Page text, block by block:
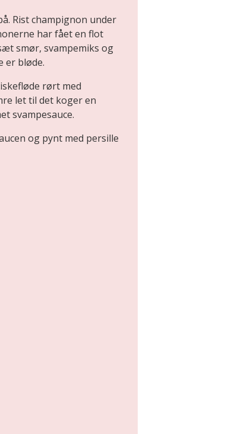
Rist champignon under
har fået en flot
smør, svampemiks og
er bløde.
rørt med
let til det koger en
svampesauce.
og pynt med persille